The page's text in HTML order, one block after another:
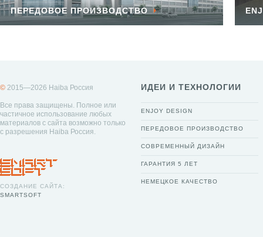
ПЕРЕДОВОЕ ПРОИЗВОДСТВО
© 2015—2026 Haiba Россия
Все права защищены. Полное или
частичное использование любых
материалов с сайта возможно только
с разрешения Haiba Россия.
СОЗДАНИЕ САЙТА:
SMARTSOFT
ИДЕИ И ТЕХНОЛОГИИ
ENJOY DESIGN
ПЕРЕДОВОЕ ПРОИЗВОДСТВО
СОВРЕМЕННЫЙ ДИЗАЙН
ГАРАНТИЯ 5 ЛЕТ
НЕМЕЦКОЕ КАЧЕСТВО